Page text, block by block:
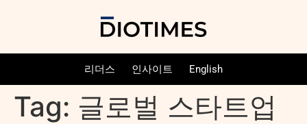
리더스 인사이트 English
Tag: 글로벌 스타트업